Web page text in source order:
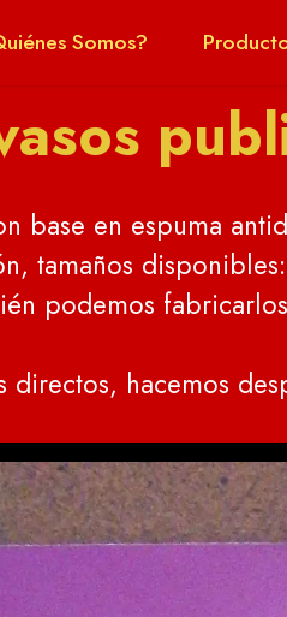
Somos?
base en espuma
tamaños
podemos
directos, hacemos